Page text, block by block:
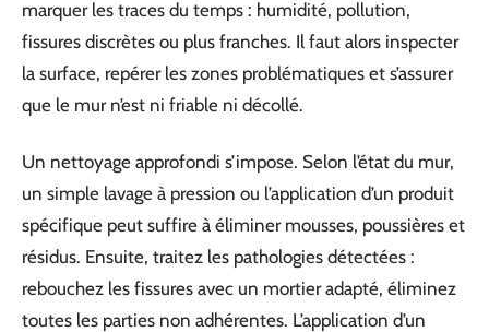
marquer les traces du temps : humidité, pollution,
fissures discrètes ou plus franches. Il faut alors inspecter
la surface, repérer les zones problématiques et s’assurer
que le mur n’est ni friable ni décollé.
Un nettoyage approfondi s’impose. Selon l’état du mur,
un simple lavage à pression ou l’application d’un produit
spécifique peut suffire à éliminer mousses, poussières et
résidus. Ensuite, traitez les pathologies détectées :
rebouchez les fissures avec un mortier adapté, éliminez
toutes les parties non adhérentes. L’application d’un